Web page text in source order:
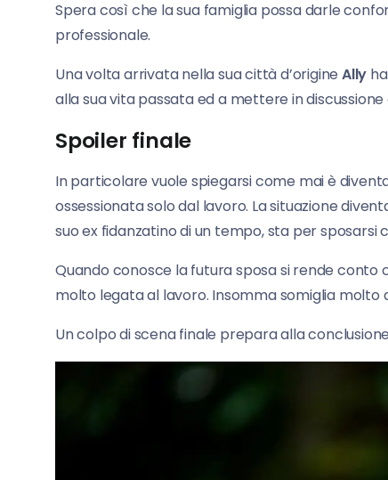
Spera così che la sua famiglia possa darle
professionale.
Una volta arrivata nella sua città d’origine Ally
alla sua vita passata ed a mettere in
Spoiler finale
In particolare vuole spiegarsi come mai è
ossessionata solo dal lavoro. La situazione
suo ex fidanzatino di un tempo, sta per sposarsi
Quando conosce la futura sposa si rende conto
molto legata al lavoro. Insomma somiglia molto
Un colpo di scena finale prepara alla